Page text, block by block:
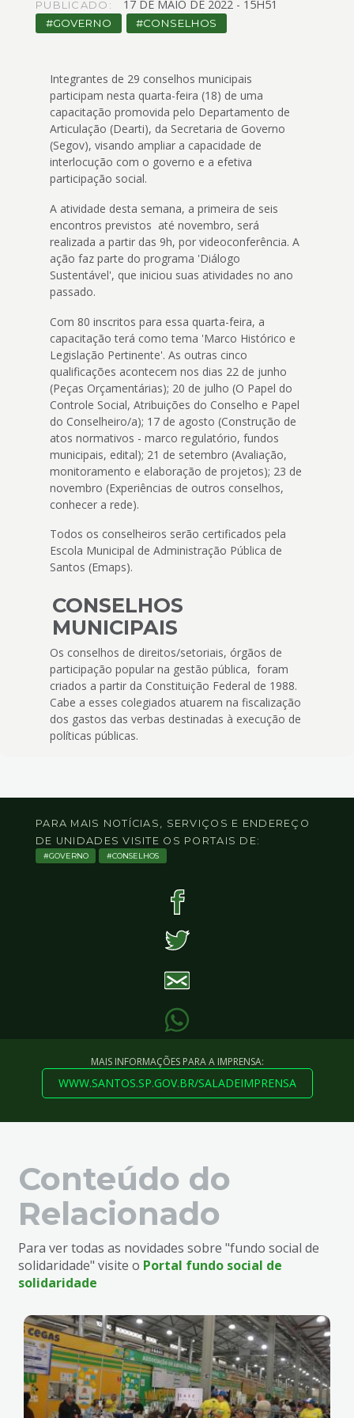
Acessibilidade
PUBLICADO: 17 DE MAIO DE 2022 - 15H51
GOVERNO CONSELHOS
Integrantes de 29 conselhos municipais
participam nesta quarta-feira (18) de uma
capacitação promovida pelo Departamento de
Articulação (Dearti), da Secretaria de Governo
(Segov), visando ampliar a capacidade de
interlocução com o governo e a efetiva
participação social.
A atividade desta semana, a primeira de seis
encontros previstos até novembro, será
realizada a partir das 9h, por videoconferência. A
ação faz parte do programa 'Diálogo
Sustentável', que iniciou suas atividades no ano
passado.
Com 80 inscritos para essa quarta-feira, a
capacitação terá como tema 'Marco Histórico e
Legislação Pertinente'. As outras cinco
qualificações acontecem nos dias 22 de junho
(Peças Orçamentárias); 20 de julho (O Papel do
Controle Social, Atribuições do Conselho e Papel
do Conselheiro/a); 17 de agosto (Construção de
atos normativos - marco regulatório, fundos
municipais, edital); 21 de setembro (Avaliação,
monitoramento e elaboração de projetos); 23 de
novembro (Experiências de outros conselhos,
conhecer a rede).
Todos os conselheiros serão certificados pela
Escola Municipal de Administração Pública de
Santos (Emaps).
CONSELHOS
MUNICIPAIS
Os conselhos de direitos/setoriais, órgãos de
participação popular na gestão pública, foram
criados a partir da Constituição Federal de 1988.
Cabe a esses colegiados atuarem na fiscalização
dos gastos das verbas destinadas à execução de
políticas públicas.
PARA MAIS NOTÍCIAS, SERVIÇOS E ENDEREÇO
DE UNIDADES VISITE OS PORTAIS DE:
GOVERNO CONSELHOS
MAIS INFORMAÇÕES PARA A IMPRENSA:
WWW.SANTOS.SP.GOV.BR/SALADEIMPRENSA
Conteúdo do
Relacionado
Para ver todas as novidades sobre "fundo social de
solidaridade" visite o Portal fundo social de
solidaridade